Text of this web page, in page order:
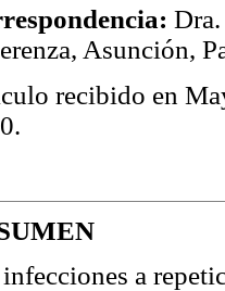
Asunción,
recibido en
a